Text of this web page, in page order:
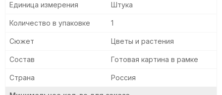
Единица измерения Штука
Количество в упаковке 1
Сюжет Цветы и растения
Состав Готовая картина в рамке
Страна Россия